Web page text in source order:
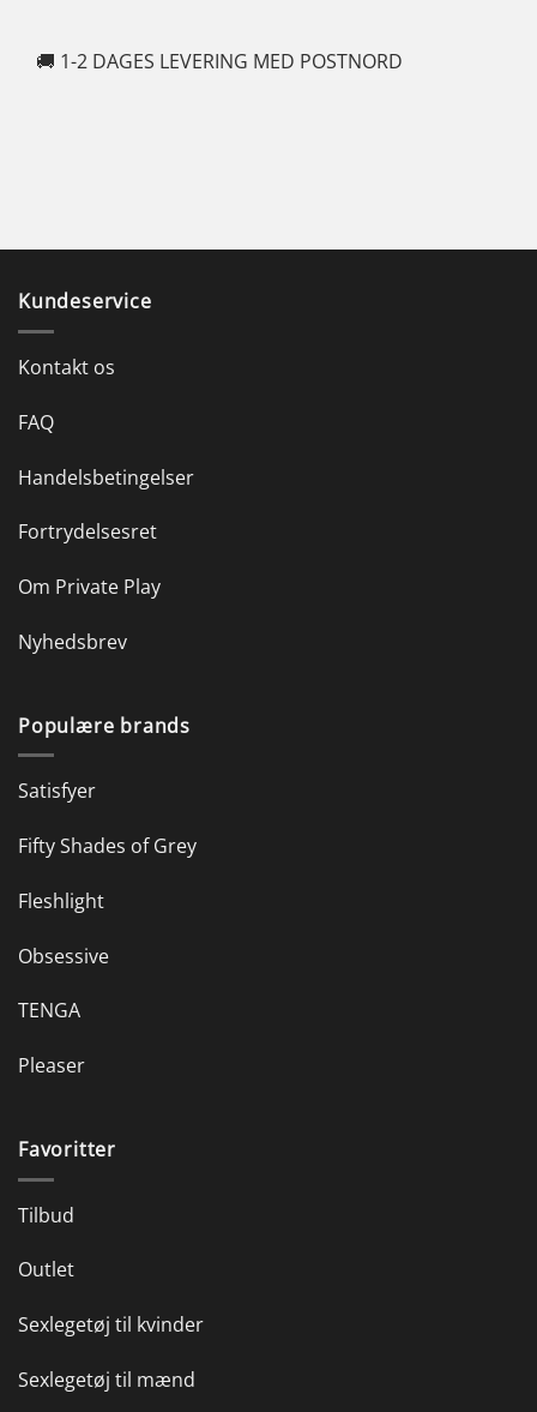
🚚 1-2 DAGES LEVERING MED POSTNORD
Kundeservice
Kontakt os
FAQ
Handelsbetingelser
Fortrydelsesret
Om Private Play
Nyhedsbrev
Populære brands
Satisfyer
Fifty Shades of Grey
Fleshlight
Obsessive
TENGA
Pleaser
Favoritter
Tilbud
Outlet
Sexlegetøj til kvinder
Sexlegetøj til mænd